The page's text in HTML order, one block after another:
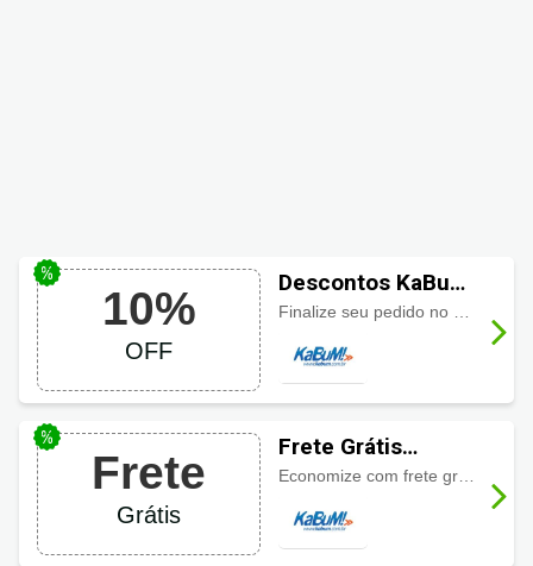
10%
OFF
Descontos KaBuM!
com 10% a vista Finalize seu pedido no pix ou em 1X com cartão de crédito e garanta 10% de desconto!
Frete
Grátis
Frete Grátis
KaBuM!
Economize com frete grátis para todo Brasil.